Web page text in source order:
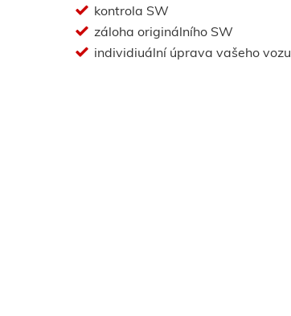
kontrola SW
záloha originálního SW
individiuální úprava vašeho vozu